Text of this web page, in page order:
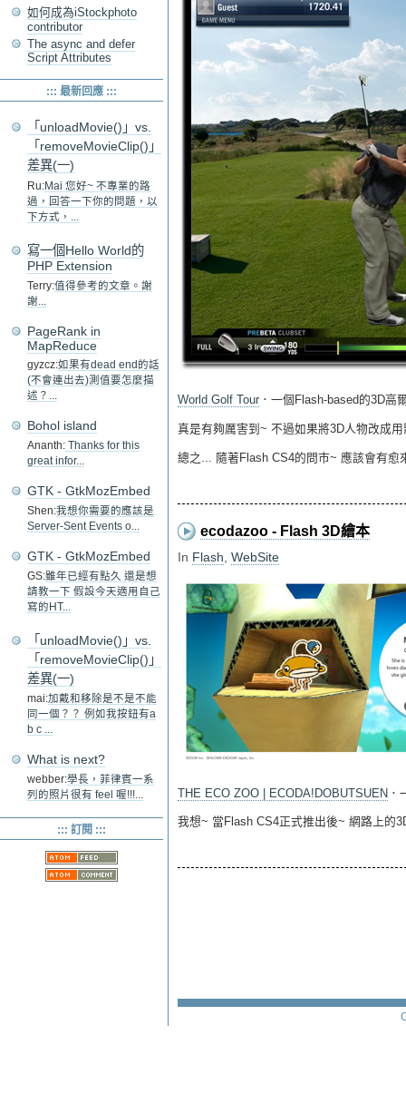
World Golf Tour ．一個Flash-based的3D高
真是有夠厲害到~ 不過如果將3D人物改成
總之... 隨著Flash CS4的問市~ 應該會有愈
ecodazoo - Flash 3D繪本
In Flash WebSite
THE ECO ZOO | ECODA!DOBUTSUEN
我想~ 當Flash CS4正式推出後~ 網路上的
如何成為iStockphoto
contributor
The async and defer
Script Attributes
::: 最新回應 :::
「unloadMovie()」vs.
「removeMovieClip()」
差異(一)
Ru:Mai 您好~ 不專業的路
過，回答一下你的問題，以
下方式，...
寫一個Hello World的
PHP Extension
Terry:值得參考的文章。謝
謝...
PageRank in
MapReduce
gyzcz:如果有dead end的話
(不會連出去)測值要怎麼描
述？...
Bohol island
Ananth: Thanks for this
great infor...
GTK - GtkMozEmbed
Shen:我想你需要的應該是
Server-Sent Events o...
GTK - GtkMozEmbed
GS:雖年已經有點久 還是想
請教一下 假設今天適用自己
寫的HT...
「unloadMovie()」vs.
「removeMovieClip()」
差異(一)
mai:加戴和移除是不是不能
同一個？？ 例如我按鈕有a
b c ...
What is next?
webber:學長，菲律賓一系
列的照片很有 feel 喔!!!...
::: 訂閱 :::